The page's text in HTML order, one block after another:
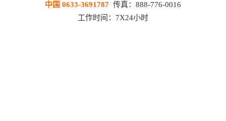
中国 0633-3691787 传真：888-776-0016
工作时间：7X24小时